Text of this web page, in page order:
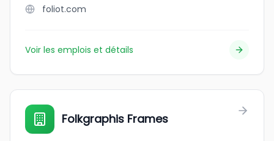
foliot.com
Voir les emplois et détails
Folkgraphis Frames